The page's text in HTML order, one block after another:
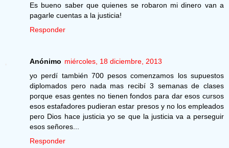
Es bueno saber que quienes se robaron mi dinero van a
pagarle cuentas a la justicia!
Responder
Anónimo miércoles, 18 diciembre, 2013
yo perdí también 700 pesos comenzamos los supuestos
diplomados pero nada mas recibí 3 semanas de clases
porque esas gentes no tienen fondos para dar esos cursos
esos estafadores pudieran estar presos y no los empleados
pero Dios hace justicia yo se que la justicia va a perseguir
esos señores...
Responder